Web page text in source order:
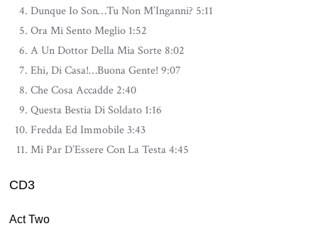
Dunque Io Son…Tu Non M’Inganni? 5:11
Ora Mi Sento Meglio 1:52
A Un Dottor Della Mia Sorte 8:02
Ehi, Di Casa!…Buona Gente! 9:07
Che Cosa Accadde 2:40
Questa Bestia Di Soldato 1:16
Fredda Ed Immobile 3:43
Mi Par D’Essere Con La Testa 4:45
CD3
Act Two